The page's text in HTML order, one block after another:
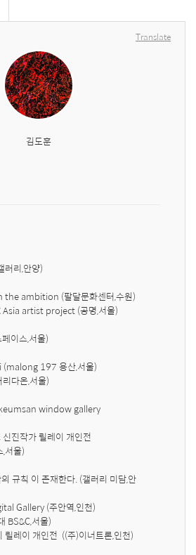
Translate
김도훈
리,안양)
ambition (팔달문화센터,수원)
Asia artist project (공명,서울)
이스,서울)
197 용산,서울)
다온,서울)
진작가 릴레이 개인전
서울)
규칙 이 존재한다. (갤러리 미담,안
Gallery (주안역,인천)
BS&C,서울)
릴레이 개인전  ((주)이너트론,인천)